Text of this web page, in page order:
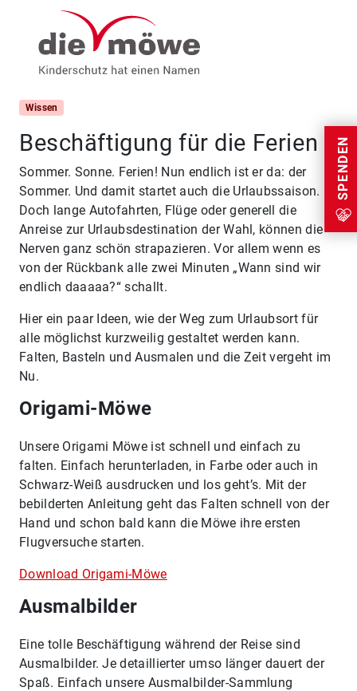
Weiter zum Inhalt
SPENDEN
Wissen
Beschäftigung für die Ferien
Sommer. Sonne. Ferien! Nun endlich ist er da: der
Sommer. Und damit startet auch die Urlaubssaison.
Doch lange Autofahrten, Flüge oder generell die
Anreise zur Urlaubsdestination der Wahl, können die
Nerven ganz schön strapazieren. Vor allem wenn es
von der Rückbank alle zwei Minuten „Wann sind wir
endlich daaaaa?“ schallt.
Hier ein paar Ideen, wie der Weg zum Urlaubsort für
alle möglichst kurzweilig gestaltet werden kann.
Falten, Basteln und Ausmalen und die Zeit vergeht im
Nu.
Origami-Möwe
Unsere Origami Möwe ist schnell und einfach zu
falten. Einfach herunterladen, in Farbe oder auch in
Schwarz-Weiß ausdrucken und los geht’s. Mit der
bebilderten Anleitung geht das Falten schnell von der
Hand und schon bald kann die Möwe ihre ersten
Flugversuche starten.
Download Origami-Möwe
Ausmalbilder
Eine tolle Beschäftigung während der Reise sind
Ausmalbilder. Je detaillierter umso länger dauert der
Spaß. Einfach unsere Ausmalbilder-Sammlung